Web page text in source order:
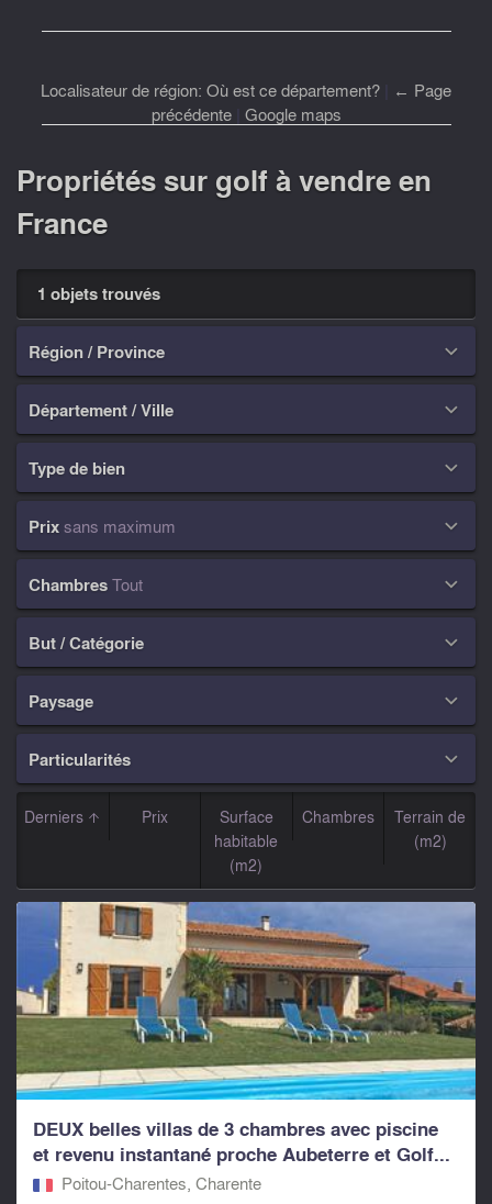
Localisateur de région: Où est ce département?
← Page
précédente| Google maps
Propriétés sur golf à vendre en
France
1 objets trouvés
Région / Province 
Département / Ville 
Type de bien 
Prix sans maximum 
ChambresTout 
But / Catégorie 
Paysage 
Particularités 
Derniers Prix
Surface
habitable
(m2)
Chambres
Terrain de
(m2)
DEUX belles villas de 3 chambres avec piscine
et revenu instantané proche Aubeterre et Golf...
Poitou-Charentes, Charente